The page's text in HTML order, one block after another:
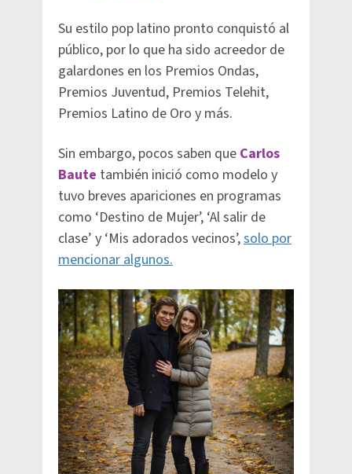
Su estilo pop latino pronto conquistó al
público, por lo que ha sido acreedor de
galardones en los Premios Ondas,
Premios Juventud, Premios Telehit,
Premios Latino de Oro y más.
Sin embargo, pocos saben que Carlos
Baute también inició como modelo y
tuvo breves apariciones en programas
como ‘Destino de Mujer’, ‘Al salir de
clase’ y ‘Mis adorados vecinos’,solo por
mencionar algunos.